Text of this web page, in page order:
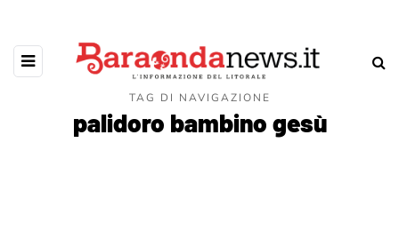
TAG DI NAVIGAZIONE
palidoro bambino gesù